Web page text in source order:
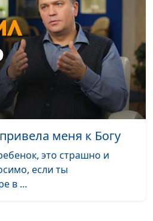
округе и Крыму; Роман
Медвидь, региональный
представитель
общероссийской
общественной
организации АДРА на
Дальнем Востоке;
Александр Леухин,
руководитель
общероссийской
общественной
организации АДРА
Анна Богатская,
меня к Богу
это страшно и
если ты
в ...